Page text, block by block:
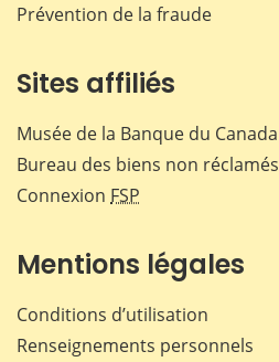
Prévention de la fraude
Sites affiliés
Musée de la Banque du Canada
Bureau des biens non réclamés
Connexion FSP
Mentions légales
Conditions d’utilisation
Renseignements personnels